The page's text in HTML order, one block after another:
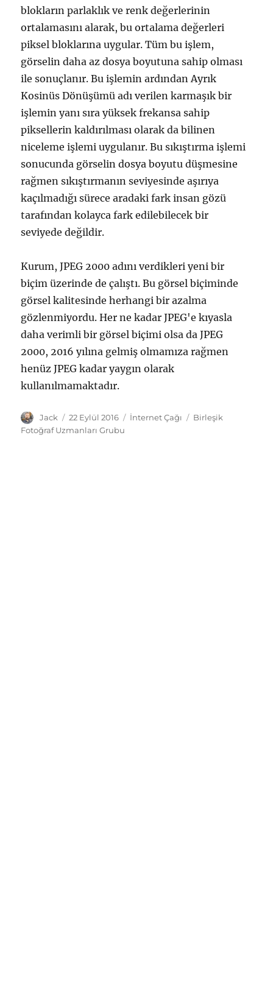
blokların parlaklık ve renk değerlerinin
ortalamasını alarak, bu ortalama değerleri
piksel bloklarına uygular. Tüm bu işlem,
görselin daha az dosya boyutuna sahip olması
ile sonuçlanır. Bu işlemin ardından Ayrık
Kosinüs Dönüşümü adı verilen karmaşık bir
işlemin yanı sıra yüksek frekansa sahip
piksellerin kaldırılması olarak da bilinen
niceleme işlemi uygulanır. Bu sıkıştırma işlemi
sonucunda görselin dosya boyutu düşmesine
rağmen sıkıştırmanın seviyesinde aşırıya
kaçılmadığı sürece aradaki fark insan gözü
tarafından kolayca fark edilebilecek bir
seviyede değildir.
Kurum, JPEG 2000 adını verdikleri yeni bir
biçim üzerinde de çalıştı. Bu görsel biçiminde
görsel kalitesinde herhangi bir azalma
gözlenmiyordu. Her ne kadar JPEG'e kıyasla
daha verimli bir görsel biçimi olsa da JPEG
2000, 2016 yılına gelmiş olmamıza rağmen
henüz JPEG kadar yaygın olarak
kullanılmamaktadır.
Yazar
Jack
Yayın
tarihi
22 Eylül 2016 Kategoriler
İnternet Çağı Etiketler
Birleşik
Fotoğraf Uzmanları Grubu